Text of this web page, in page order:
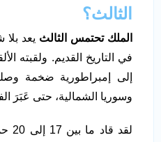
الثالث؟
الملك تحتمس الثالث يعد
في التاريخ القديم. ولقبته
إلى إمبراطورية ضخمة
وسوريا الشمالية، حتى عَبَرَ